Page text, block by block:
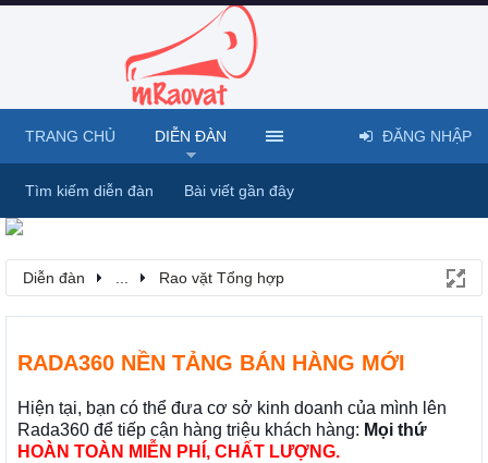
Diễn đàn Rao vặt Tổng hợp
RADA360 NỀN TẢNG BÁN HÀNG MỚI
Hiện tại, bạn có thể đưa cơ sở kinh doanh của mình lên
Rada360 để tiếp cận hàng triệu khách hàng: Mọi thứ
HOÀN TOÀN MIỄN PHÍ, CHẤT LƯỢNG.
TRANG CHỦ DIỄN ĐÀN
Tìm kiếm diễn đàn Bài viết gần đây
ĐĂNG NHẬP